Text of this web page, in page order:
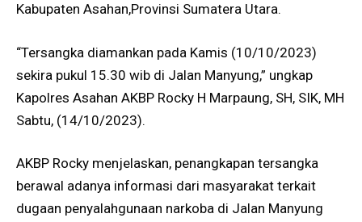
Kabupaten Asahan,Provinsi Sumatera Utara.
“Tersangka diamankan pada Kamis (10/10/2023)
sekira pukul 15.30 wib di Jalan Manyung,” ungkap
Kapolres Asahan AKBP Rocky H Marpaung, SH, SIK, MH
Sabtu, (14/10/2023).
AKBP Rocky menjelaskan, penangkapan tersangka
berawal adanya informasi dari masyarakat terkait
dugaan penyalahgunaan narkoba di Jalan Manyung